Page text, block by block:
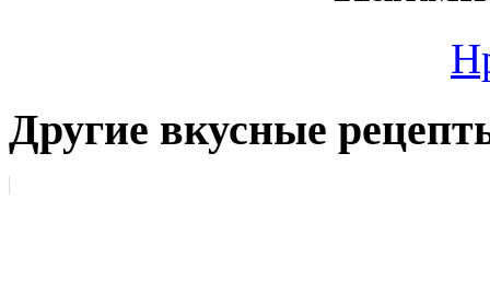
Другие вкусные